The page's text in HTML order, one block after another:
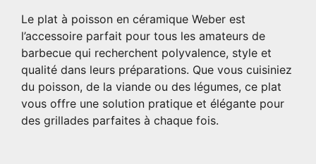
Le plat à poisson en céramique Weber est
l’accessoire parfait pour tous les amateurs de
barbecue qui recherchent polyvalence, style et
qualité dans leurs préparations. Que vous cuisiniez
du poisson, de la viande ou des légumes, ce plat
vous offre une solution pratique et élégante pour
des grillades parfaites à chaque fois.